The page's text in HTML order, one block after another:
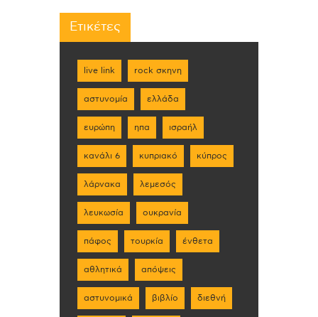
Ετικέτες
live link rock σκηνη
αστυνομία ελλάδα
ευρώπη ηπα ισραήλ
κανάλι 6 κυπριακό κύπρος
λάρνακα λεμεσός
λευκωσία ουκρανία
πάφος τουρκία ένθετα
αθλητικά απόψεις
αστυνομικά βιβλίο διεθνή